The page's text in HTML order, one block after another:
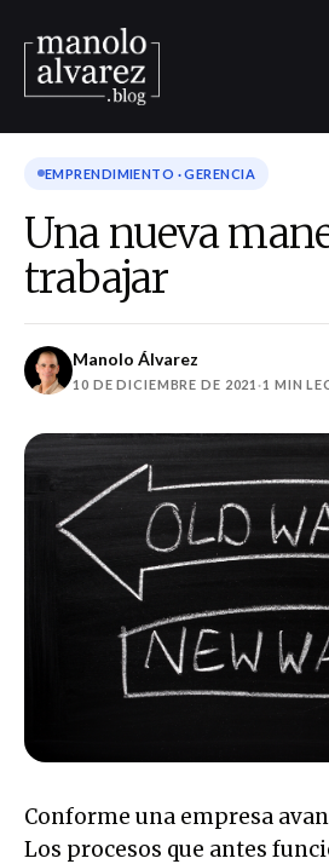
EMPRENDIMIENTO · GERENCIA
Una nueva
trabajar
Manolo Álvarez
10 DE DICIEMBRE DE 2021·1 MIN
Conforme una empresa
Los procesos que antes